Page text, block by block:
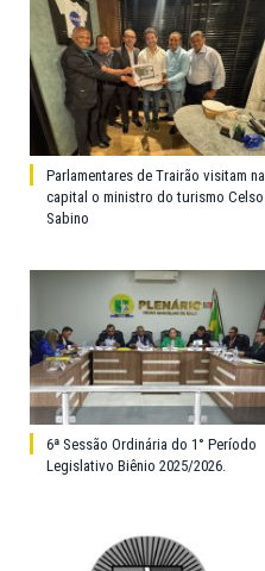
Parlamentares de Trairão visitam na
capital o ministro do turismo Celso
Sabino
6ª Sessão Ordinária do 1° Período
Legislativo Biênio 2025/2026.